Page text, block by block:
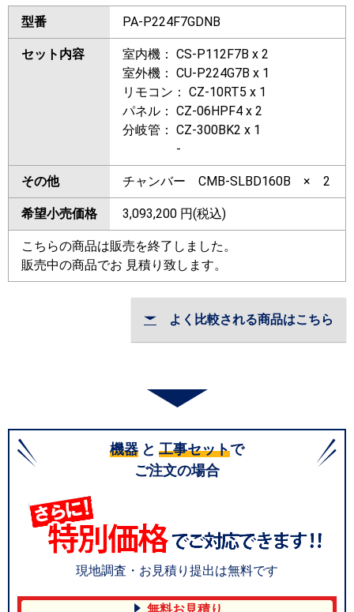
型番 PA-P224F7GDNB
セット内容
室内機： CS-P112F7B x 2
室外機： CU-P224G7B x 1
リモコン： CZ-10RT5 x 1
パネル： CZ-06HPF4 x 2
分岐管： CZ-300BK2 x 1
-
その他 チャンバー CMB-SLBD160B × 2
希望小売価格 3,093,200 円(税込)
こちらの商品は販売を終了しました。
販売中の商品でお 見積り致します。
よく比較される商品はこちら
機器 と 工事セットで
ご注文の場合
現地調査・お見積り提出は無料です